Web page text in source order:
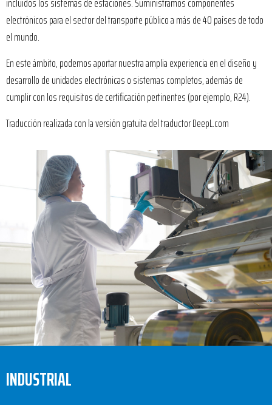
electrónicos para el sector del transporte público a más de 40 países de todo
el mundo.
En este ámbito, podemos aportar nuestra amplia experiencia en el diseño y
desarrollo de unidades electrónicas o sistemas completos, además de
cumplir con los requisitos de certificación pertinentes (por ejemplo, R24).
Traducción realizada con la versión gratuita del traductor DeepL.com
INDUSTRIAL